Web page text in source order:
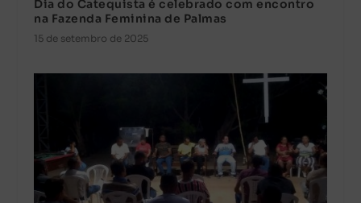
Dia do Catequista é celebrado com encontro
na Fazenda Feminina de Palmas
15 de setembro de 2025